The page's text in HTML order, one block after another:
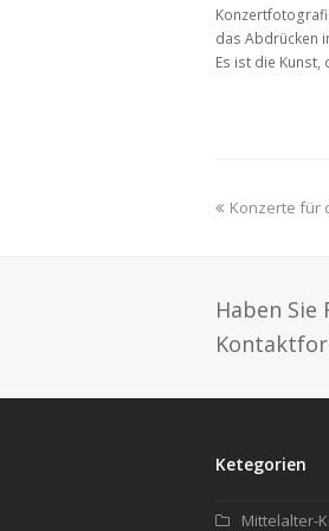
das Abdrücken
Es ist die Kunst,
previous
Konzerte für
Haben
Ketegorien
Mittelalter-